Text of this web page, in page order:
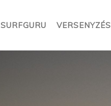
SURFGURU VERSENYZÉS